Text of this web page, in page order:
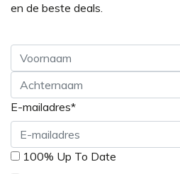
en de beste deals.
Voornaam
Achternaam
E-mailadres*
* 100% Up To Date